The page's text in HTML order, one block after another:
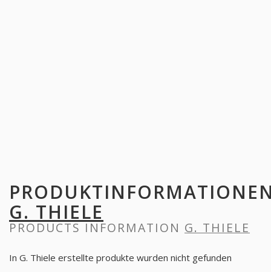
G. THIELE
PRODUCTS INFORMATION G. THIELE
In G. Thiele erstellte produkte wurden nicht gefunden